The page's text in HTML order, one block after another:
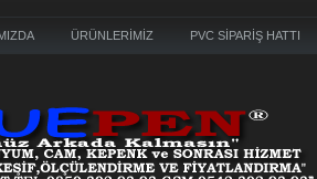
ÜRÜNLERİMİZ PVC SİPARİŞ HATTI